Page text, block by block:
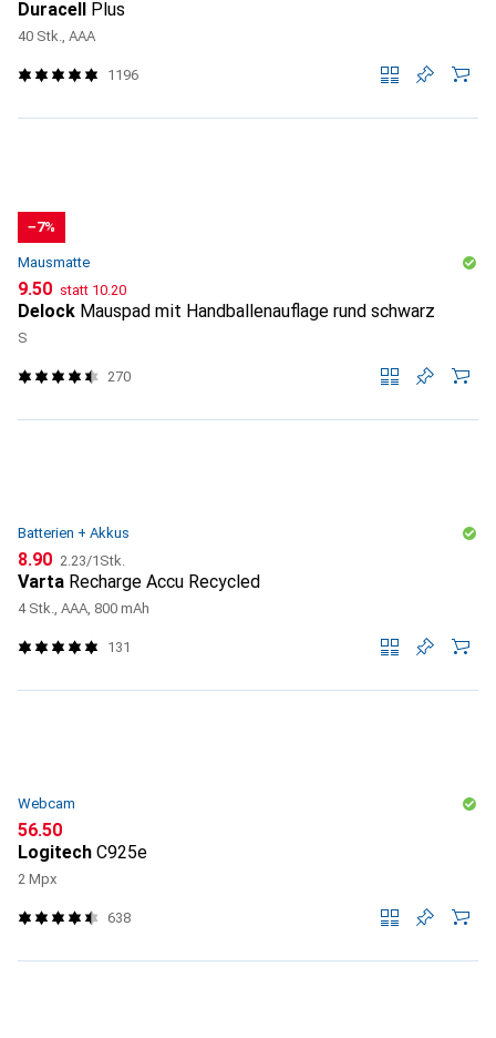
Duracell Plus
40 Stk., AAA
1196
−7%
Mausmatte
CHF
9.50 statt CHF
10.20
Delock Mauspad mit Handballenauflage rund schwarz
S
270
Batterien + Akkus
CHF
8.90 CHF
2.23/1Stk.
Varta Recharge Accu Recycled
4 Stk., AAA, 800 mAh
131
Webcam
CHF
56.50
Logitech C925e
2 Mpx
638